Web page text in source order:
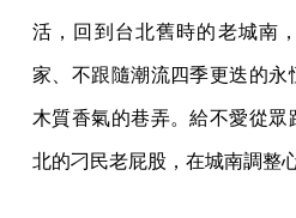
活，回到台北舊時的老城南
家、不跟隨潮流四季更迭的永
木質香氣的巷弄。給不愛從眾
北的刁民老屁股，在城南調整